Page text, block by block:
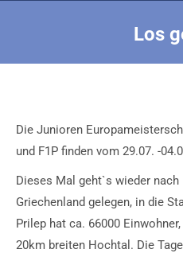
Los
Die Junioren
und F1P finden vom 29.07. -
Dieses Mal geht`s wieder
Griechenland gelegen, in die
Prilep hat ca. 66000
20km breiten Hochtal. Die